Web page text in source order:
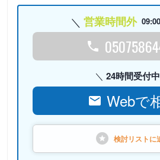
営業時間外
24時間受付中
Webで
検討リストに